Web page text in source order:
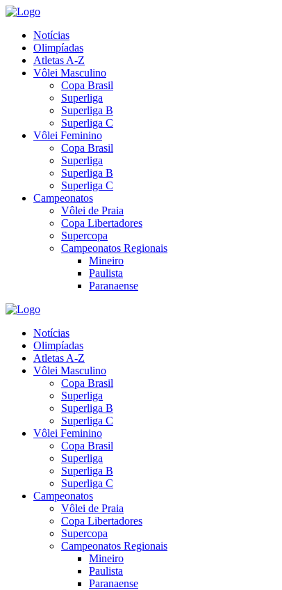
Notícias
Olimpíadas
Atletas A-Z
Vôlei Masculino
Copa Brasil
Superliga
Superliga B
Superliga C
Vôlei Feminino
Copa Brasil
Superliga
Superliga B
Superliga C
Campeonatos
Vôlei de Praia
Copa Libertadores
Supercopa
Campeonatos Regionais
Mineiro
Paulista
Paranaense
Notícias
Olimpíadas
Atletas A-Z
Vôlei Masculino
Copa Brasil
Superliga
Superliga B
Superliga C
Vôlei Feminino
Copa Brasil
Superliga
Superliga B
Superliga C
Campeonatos
Vôlei de Praia
Copa Libertadores
Supercopa
Campeonatos Regionais
Mineiro
Paulista
Paranaense